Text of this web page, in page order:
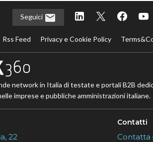
Seguici
Rss Feed Privacy e Cookie Policy
network in Italia di testate e portali B2B
imprese e pubbliche amministrazioni italiane.
22
Contatti
Contatta